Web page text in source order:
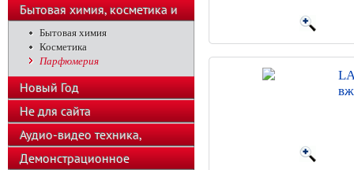
красоты
Бытовая химия, косметика и
парфюмерия
Бытовая химия
Косметика
Парфюмерия
Новый Год
Не для сайта
Аудио-видео техника,
телефоны, калькуляторы
Демонстрационное